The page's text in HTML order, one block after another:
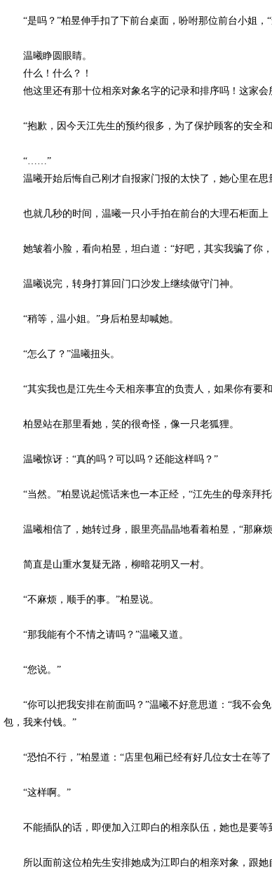
“是吗？”柏昱伸手扣了下前台桌面，吩咐那位前台小姐，
温曦睁圆眼睛。
什么！什么？！
他这里还有那十位相亲对象名字的记录和排序吗！这家会
“抱歉，因今天江先生的预约很多，为了保护顾客的安全和
“……”
温曦开始后悔自己刚才自报家门报的太快了，她心里在思
也就几秒的时间，温曦一只小手拍在前台的大理石柜面
她皱着小脸，看向柏昱，坦白道：“好吧，其实我骗了你
温曦说完，转身打算回门口沙发上继续做守门神。
“稍等，温小姐。”身后柏昱却喊她。
“怎么了？”温曦扭头。
“其实我也是江先生今天相亲事宜的负责人，如果你有要
柏昱站在那里看她，笑的很奇怪，像一只老狐狸。
温曦惊讶：“真的吗？可以吗？还能这样吗？”
“当然。”柏昱说起慌话来也一本正经，“江先生的母亲拜托
温曦相信了，她转过身，眼里亮晶晶地看着柏昱，“那麻
简直是山重水复疑无路，柳暗花明又一村。
“不麻烦，顺手的事。”柏昱说。
“那我能有个不情之请吗？”温曦又道。
“您说。”
“你可以把我安排在前面吗？”温曦不好意思道：“我不会免
包，我来付钱。”
“恐怕不行，”柏昱道：“店里包厢已经有好几位女士在等了
“这样啊。”
不能插队的话，即便加入江即白的相亲队伍，她也是要等
所以面前这位柏先生安排她成为江即白的相亲对象，跟她